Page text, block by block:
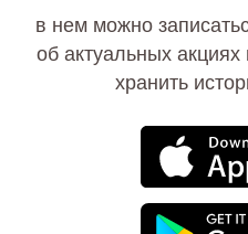
в нем можно
об актуальных
хранить